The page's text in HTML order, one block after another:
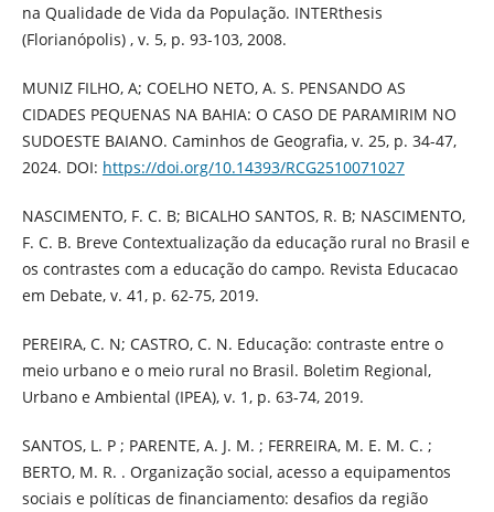
na Qualidade de Vida da População. INTERthesis
(Florianópolis) , v. 5, p. 93-103, 2008.
MUNIZ FILHO, A; COELHO NETO, A. S. PENSANDO AS
CIDADES PEQUENAS NA BAHIA: O CASO DE PARAMIRIM NO
SUDOESTE BAIANO. Caminhos de Geografia, v. 25, p. 34-47,
2024. DOI: https://doi.org/10.14393/RCG2510071027
NASCIMENTO, F. C. B; BICALHO SANTOS, R. B; NASCIMENTO,
F. C. B. Breve Contextualização da educação rural no Brasil e
os contrastes com a educação do campo. Revista Educacao
em Debate, v. 41, p. 62-75, 2019.
PEREIRA, C. N; CASTRO, C. N. Educação: contraste entre o
meio urbano e o meio rural no Brasil. Boletim Regional,
Urbano e Ambiental (IPEA), v. 1, p. 63-74, 2019.
SANTOS, L. P ; PARENTE, A. J. M. ; FERREIRA, M. E. M. C. ;
BERTO, M. R. . Organização social, acesso a equipamentos
sociais e políticas de financiamento: desafios da região